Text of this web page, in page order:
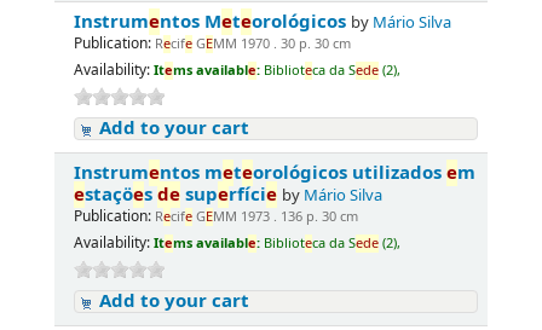
Instrumentos Meteorológicos by Mário Silva
Publication: Recife GEMM 1970 . 30 p. 30 cm
Availability: Items available: Biblioteca da Sede (2),
Add to your cart
Instrumentos meteorológicos utilizadosem
estaçöesdesuperfície by Mário Silva
Publication: Recife GEMM 1973 . 136 p. 30 cm
Availability: Items available: Biblioteca da Sede (2),
Add to your cart